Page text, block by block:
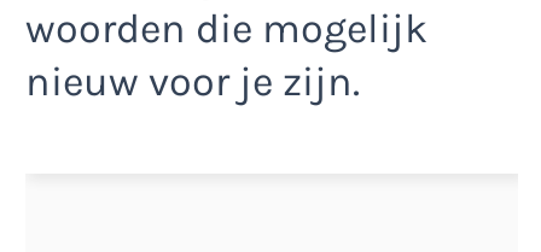
woorden die mogelijk
nieuw voor je zijn.